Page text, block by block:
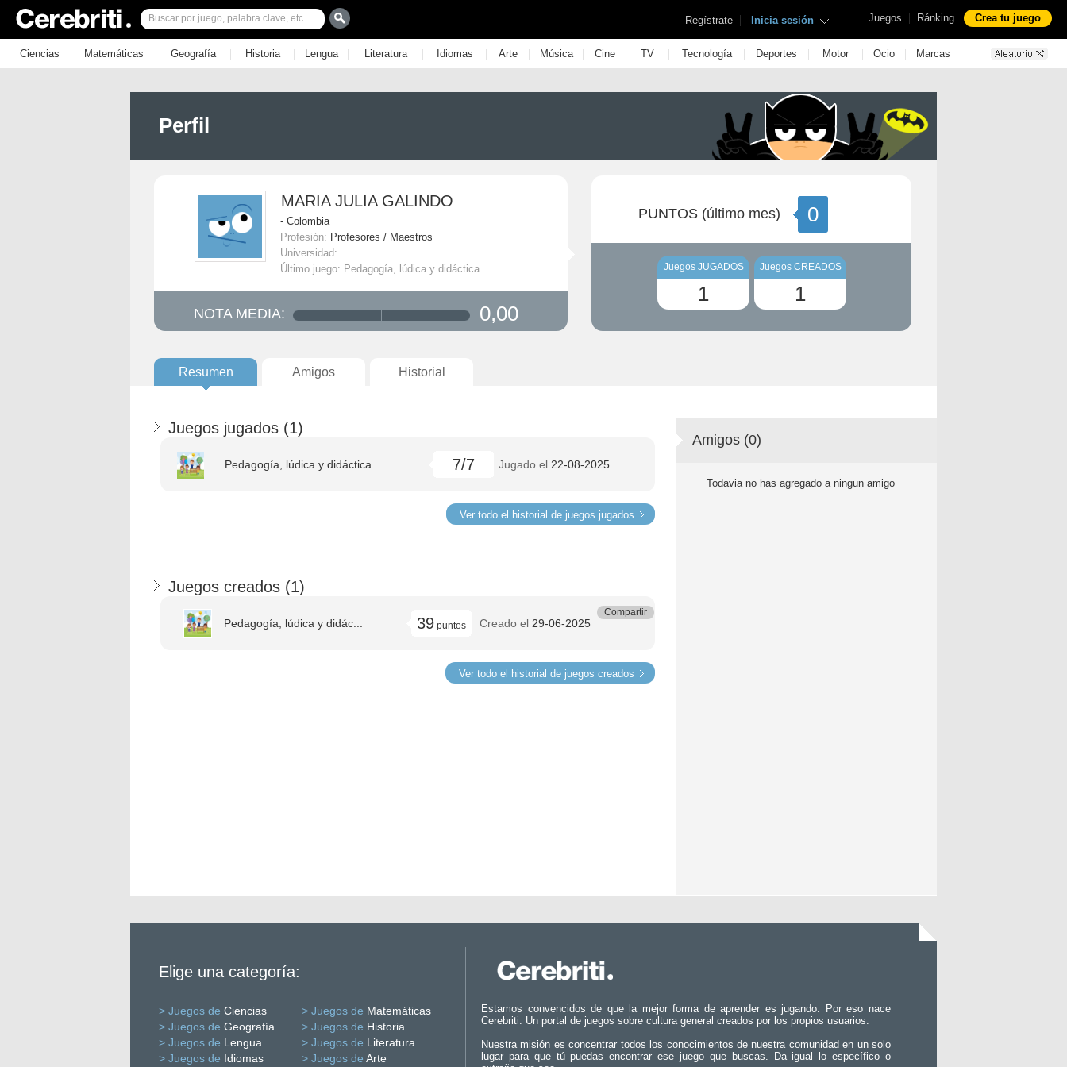
Juegos | Ránking Crea tu juego
Regístrate | Inicia sesión
Ciencias | Matemáticas | Geografía | Historia | Lengua | Literatura | Idiomas | Arte | Música | Cine | TV | Tecnología | Deportes | Motor | Ocio | Marcas
Perfil
MARIA JULIA GALINDO
- Colombia
Profesión: Profesores / Maestros
Universidad:
Último juego: Pedagogía, lúdica y didáctica
NOTA MEDIA: 0,00
PUNTOS (último mes) 0
Juegos JUGADOS
1
Juegos CREADOS
1
Resumen Amigos Historial
Juegos jugados (1)
Pedagogía, lúdica y didáctica 7/7 Jugado el 22-08-2025
Ver todo el historial de juegos jugados
Juegos creados (1)
Pedagogía, lúdica y didác... 39 puntos Creado el 29-06-2025
Compartir
Ver todo el historial de juegos creados
Amigos (0)
Todavia no has agregado a ningun amigo
Elige una categoría:
> Juegos de Ciencias > Juegos de Matemáticas
> Juegos de Geografía > Juegos de Historia
> Juegos de Lengua > Juegos de Literatura
> Juegos de Idiomas > Juegos de Arte
Estamos convencidos de que la mejor forma de aprender es jugando. Por eso nace
Cerebriti. Un portal de juegos sobre cultura general creados por los propios usuarios.
Nuestra misión es concentrar todos los conocimientos de nuestra comunidad en un solo
lugar para que tú puedas encontrar ese juego que buscas. Da igual lo específico o